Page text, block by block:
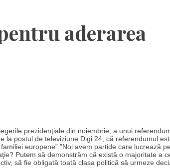
aderarea
prezidenţiale din noiembrie, a unui
postul de televiziune Digi 24, că referendumul
europene”.”Noi avem partide care lucrează
Putem să demonstrăm că există o majoritate a
să fie obligată toată clasa politică să urmeze